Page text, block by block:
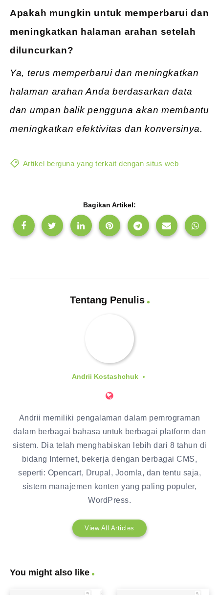
Apakah mungkin untuk memperbarui dan
meningkatkan halaman arahan setelah
diluncurkan?
Ya, terus memperbarui dan meningkatkan
halaman arahan Anda berdasarkan data
dan umpan balik pengguna akan membantu
meningkatkan efektivitas dan konversinya.
Artikel berguna yang terkait dengan situs web
Bagikan Artikel:
Tentang Penulis
Andrii Kostashchuk
Andrii memiliki pengalaman dalam pemrograman
dalam berbagai bahasa untuk berbagai platform dan
sistem. Dia telah menghabiskan lebih dari 8 tahun di
bidang Internet, bekerja dengan berbagai CMS,
seperti: Opencart, Drupal, Joomla, dan tentu saja,
sistem manajemen konten yang paling populer,
WordPress.
View All Articles
You might also like